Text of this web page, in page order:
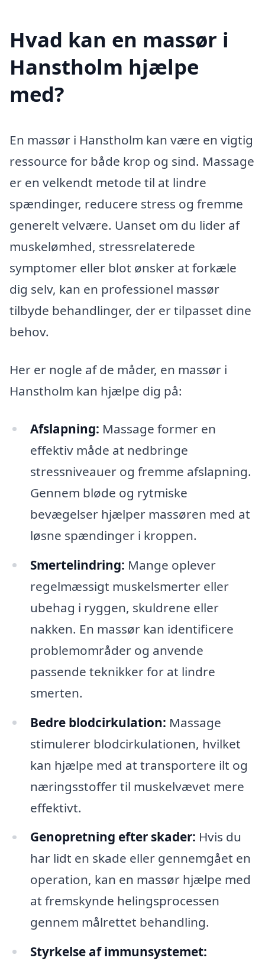
Hvad kan en massør i
Hanstholm hjælpe
med?
En massør i Hanstholm kan være en vigtig
ressource for både krop og sind. Massage
er en velkendt metode til at lindre
spændinger, reducere stress og fremme
generelt velvære. Uanset om du lider af
muskelømhed, stressrelaterede
symptomer eller blot ønsker at forkæle
dig selv, kan en professionel massør
tilbyde behandlinger, der er tilpasset dine
behov.
Her er nogle af de måder, en massør i
Hanstholm kan hjælpe dig på:
Afslapning: Massage former en
effektiv måde at nedbringe
stressniveauer og fremme afslapning.
Gennem bløde og rytmiske
bevægelser hjælper massøren med at
løsne spændinger i kroppen.
Smertelindring: Mange oplever
regelmæssigt muskelsmerter eller
ubehag i ryggen, skuldrene eller
nakken. En massør kan identificere
problemområder og anvende
passende teknikker for at lindre
smerten.
Bedre blodcirkulation: Massage
stimulerer blodcirkulationen, hvilket
kan hjælpe med at transportere ilt og
næringsstoffer til muskelvævet mere
effektivt.
Genopretning efter skader: Hvis du
har lidt en skade eller gennemgået en
operation, kan en massør hjælpe med
at fremskynde helingsprocessen
gennem målrettet behandling.
Styrkelse af immunsystemet: